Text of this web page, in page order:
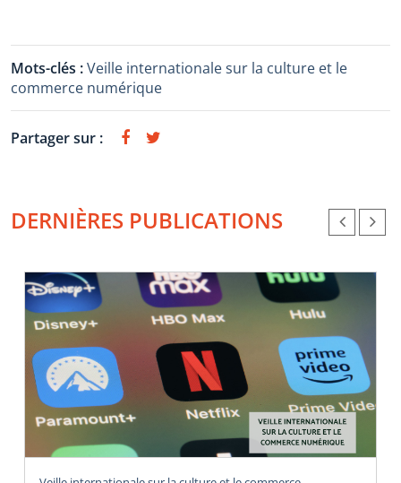
Mots-clés :Veille internationale sur la culture et le
commerce numérique
Partager sur :
DERNIÈRES PUBLICATIONS